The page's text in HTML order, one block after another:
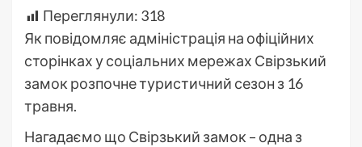
Переглянули: 318
Як повідомляє адміністрація на офіційних
сторінках у соціальних мережах Свірзький
замок розпочне туристичний сезон з 16
травня.
Нагадаємо що Свірзький замок – одна з